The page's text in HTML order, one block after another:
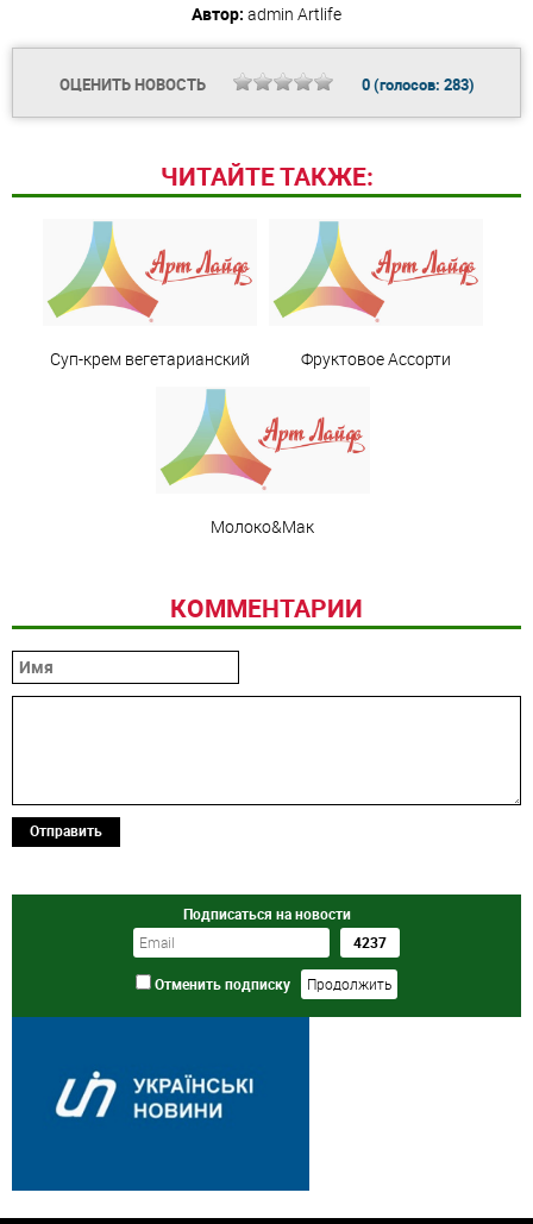
Автор: admin Artlife
ОЦЕНИТЬ НОВОСТЬ 0(голосов: 283)
ЧИТАЙТЕ ТАКЖЕ:
Суп-крем вегетарианский Фруктовое Ассорти
Молоко&Мак
КОММЕНТАРИИ
Отправить
Подписаться на новости
Отменить подписку